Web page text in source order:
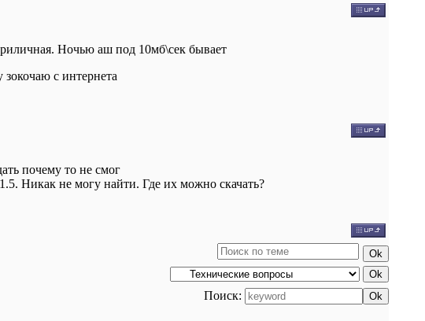
Ночью аш под 10мб\сек бывает
с интернета
почему то не смог
Никак не могу найти. Где их можно скачать?
Поиск: